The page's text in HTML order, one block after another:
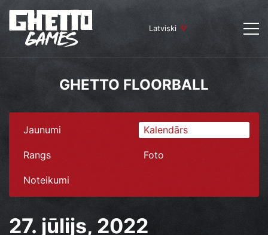
Latviski
GHETTO FLOORBALL
Jaunumi Kalendārs
Rangs Foto
Noteikumi
27. jūlijs, 2022